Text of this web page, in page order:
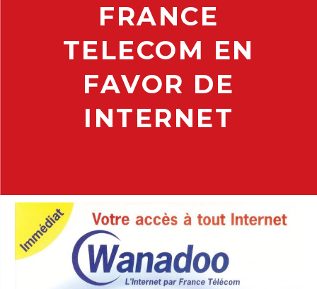
FRANCE
TELECOM EN
FAVOR DE
INTERNET